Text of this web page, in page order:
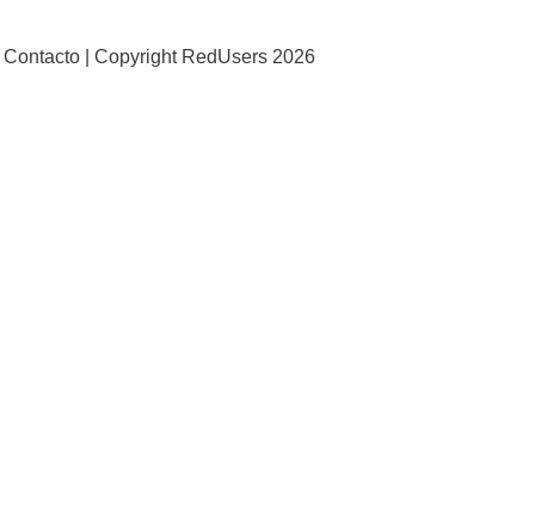
Contacto | Copyright RedUsers 2026